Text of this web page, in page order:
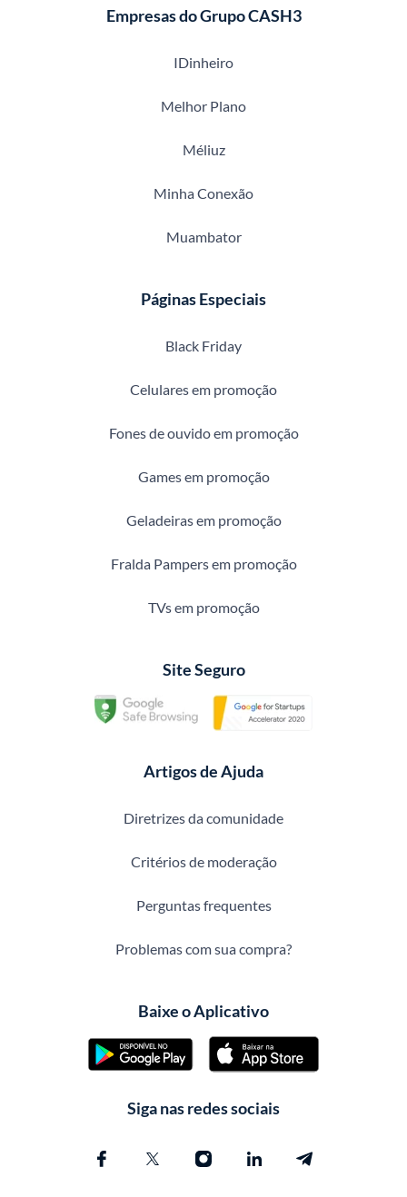
Empresas do Grupo CASH3
IDinheiro
Melhor Plano
Méliuz
Minha Conexão
Muambator
Páginas Especiais
Black Friday
Celulares em promoção
Fones de ouvido em promoção
Games em promoção
Geladeiras em promoção
Fralda Pampers em promoção
TVs em promoção
Site Seguro
Artigos de Ajuda
Diretrizes da comunidade
Critérios de moderação
Perguntas frequentes
Problemas com sua compra?
Baixe o Aplicativo
Siga nas redes sociais